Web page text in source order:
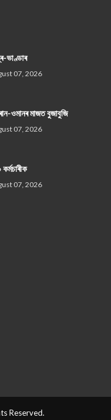
ভাণ্ডাৰ
07, 2026
ওমানৰ মাজত বুজাবুজি
07, 2026
07, 2026
Reserved.